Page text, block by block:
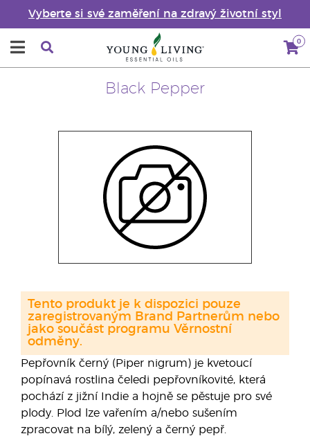
Vyberte si své zaměření na zdravý životní styl
0
Black Pepper
Pepřovník černý (Piper nigrum) je kvetoucí
popínavá rostlina čeledi pepřovníkovité, která
pochází z jižní Indie a hojně se pěstuje pro své
plody. Plod lze vařením a/nebo sušením
zpracovat na bílý, zelený a černý pepř.
Tento produkt je k dispozici pouze
zaregistrovaným Brand Partnerům nebo
jako součást programu Věrnostní
odměny.